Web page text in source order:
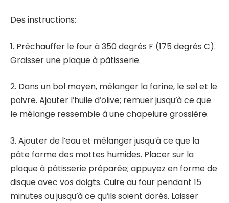
Des instructions:
1. Préchauffer le four à 350 degrés F (175 degrés C).
Graisser une plaque à pâtisserie.
2. Dans un bol moyen, mélanger la farine, le sel et le
poivre. Ajouter l’huile d’olive; remuer jusqu’à ce que
le mélange ressemble à une chapelure grossière.
3. Ajouter de l’eau et mélanger jusqu’à ce que la
pâte forme des mottes humides. Placer sur la
plaque à pâtisserie préparée; appuyez en forme de
disque avec vos doigts. Cuire au four pendant 15
minutes ou jusqu’à ce qu’ils soient dorés. Laisser